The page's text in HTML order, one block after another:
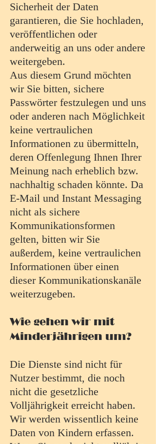
Sicherheit der Daten
garantieren, die Sie hochladen,
veröffentlichen oder
anderweitig an uns oder andere
weitergeben.
Aus diesem Grund möchten
wir Sie bitten, sichere
Passwörter festzulegen und uns
oder anderen nach Möglichkeit
keine vertraulichen
Informationen zu übermitteln,
deren Offenlegung Ihnen Ihrer
Meinung nach erheblich bzw.
nachhaltig schaden könnte. Da
E-Mail und Instant Messaging
nicht als sichere
Kommunikationsformen
gelten, bitten wir Sie
außerdem, keine vertraulichen
Informationen über einen
dieser Kommunikationskanäle
weiterzugeben.
Wie gehen wir mit
Minderjährigen um?
Die Dienste sind nicht für
Nutzer bestimmt, die noch
nicht die gesetzliche
Volljährigkeit erreicht haben.
Wir werden wissentlich keine
Daten von Kindern erfassen.